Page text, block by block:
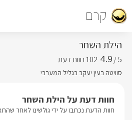
קרם
הילת השחר
5 /
4.9
סוויטה בעין יעקב בגליל המערבי
חוות דעת על הילת השחר
חוות הדעת נכתבו על ידי גולשינו לאחר